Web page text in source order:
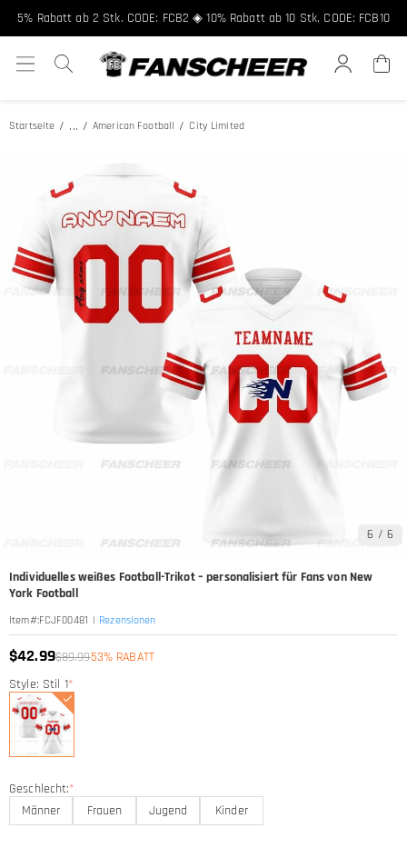
5% Rabatt ab 2 Stk. CODE: FCB2 ◈ 10% Rabatt ab 10 Stk. CODE: FCB10
Startseite ... American Football City Limited
6 / 6
Individuelles weißes Football-Trikot – personalisiert für Fans von New
York Football
Item#:FCJF00481 | Rezensionen
$42.99$89.9953% RABATT
Style: Stil 1*
Geschlecht:*
Männer
Frauen Jugend Kinder